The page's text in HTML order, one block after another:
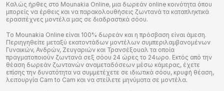
Καλώς ήρθες στο Mounakia Online, μια δωρεάν online κοινότητα όπου
μπορείς να έρθεις και να παρακολουθήσεις ζωντανά τα καταπληκτικά
ερασιτέχνες μοντέλα μας σε διαδραστικά σόου.
Το Mounakia Online είναι 100% δωρεάν και η πρόσβαση είναι άμεση.
Περιηγηθείτε μεταξύ εκατοντάδων μοντέλων συμπεριλαμβανομένων
Γυναικών, Ανδρών, Ζευγαριών και Τρανσέξουαλ τα οποία
πραγματοποιούν ζωντανά σεξ σόου 24 ώρες το 24ωρο. Εκτός από την
θέαση δωρεάν ζωντανών αναμεταδόσεων μέσω κάμερας, έχετε
επίσης την δυνατότητα να συμμετέχετε σε ιδιωτικά σόου, κρυφή θέαση,
λειτουργία Cam to Cam και να στείλετε μηνύματα σε μοντέλα.